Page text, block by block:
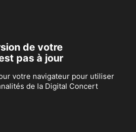
de votre
pas à jour
votre navigateur pour utiliser
de la Digital Concert